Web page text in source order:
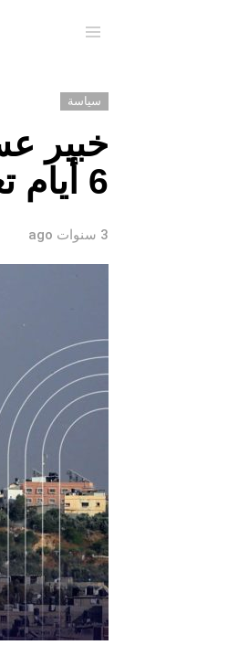
سياسة
خبير
6 أيام تعادل ما ألقاه “الناتو” في ليبيا عام 2011
3 سنوات ago